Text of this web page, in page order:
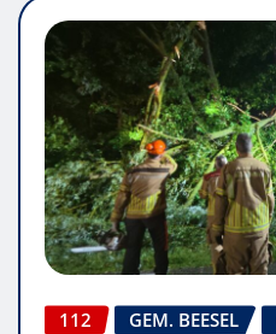
112 GEM. BEESEL